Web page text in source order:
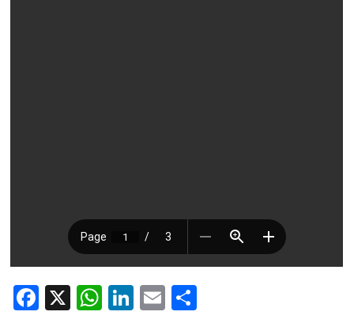
Facebook
X WhatsApp
LinkedIn
Email